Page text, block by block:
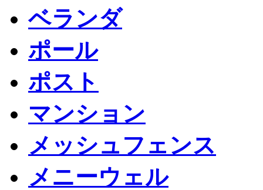
ベランダ
ポール
ポスト
マンション
メッシュフェンス
メニーウェル